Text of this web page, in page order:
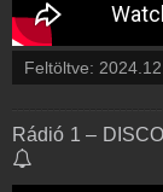
Feltöltve:
Rádió 1 –